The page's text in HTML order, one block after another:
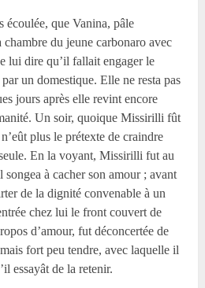
écoulée, que Vanina, pâle
chambre du jeune carbonaro avec
lui dire qu’il fallait engager le
un domestique. Elle ne resta pas
jours après elle revint encore
Un soir, quoique Missirilli fût
plus le prétexte de craindre
En la voyant, Missirilli fut au
à cacher son amour ; avant
de la dignité convenable à un
chez lui le front couvert de
d’amour, fut déconcertée de
fort peu tendre, avec laquelle il
essayât de la retenir.